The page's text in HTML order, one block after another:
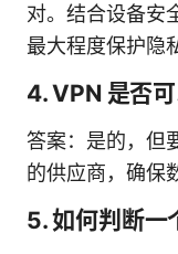
对。结合设备安
最大程度保护隐
4. VPN 是否
答案：是的，但
的供应商，确保
5. 如何判断一